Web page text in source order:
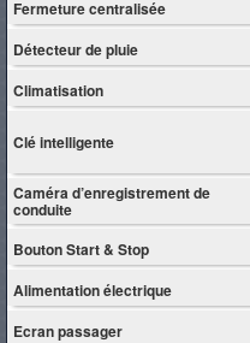
Fermeture centralisée
Détecteur de pluie
Climatisation
Clé intelligente
Caméra d’enregistrement de
conduite
Bouton Start & Stop
Alimentation électrique
Ecran passager